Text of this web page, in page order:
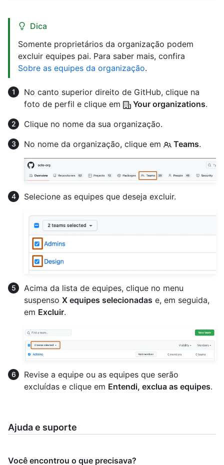
Dica
Somente proprietários da organização podem
excluir equipes pai. Para saber mais, confira
Sobre as equipes da organização.
No canto superior direito de GitHub, clique na
foto de perfil e clique em
Your organizations.
Clique no nome da sua organização.
No nome da organização, clique em
Teams.
Selecione as equipes que deseja excluir.
Acima da lista de equipes, clique no menu
suspenso X equipes selecionadas e, em seguida,
em Excluir.
Revise a equipe ou as equipes que serão
excluídas e clique em Entendi, exclua as equipes.
Ajuda e suporte
Você encontrou o que precisava?